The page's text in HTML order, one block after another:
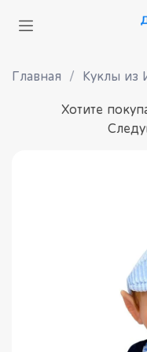
Главная Куклы из
Хотите